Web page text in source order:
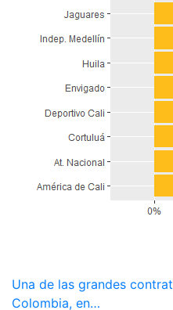
Una de las grandes
Colombia, en…